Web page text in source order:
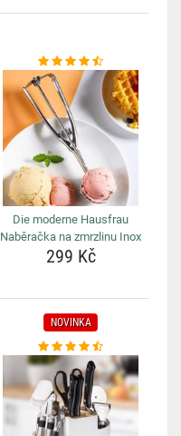
Die moderne Hausfrau
Naběračka na zmrzlinu Inox
299 Kč
NOVINKA